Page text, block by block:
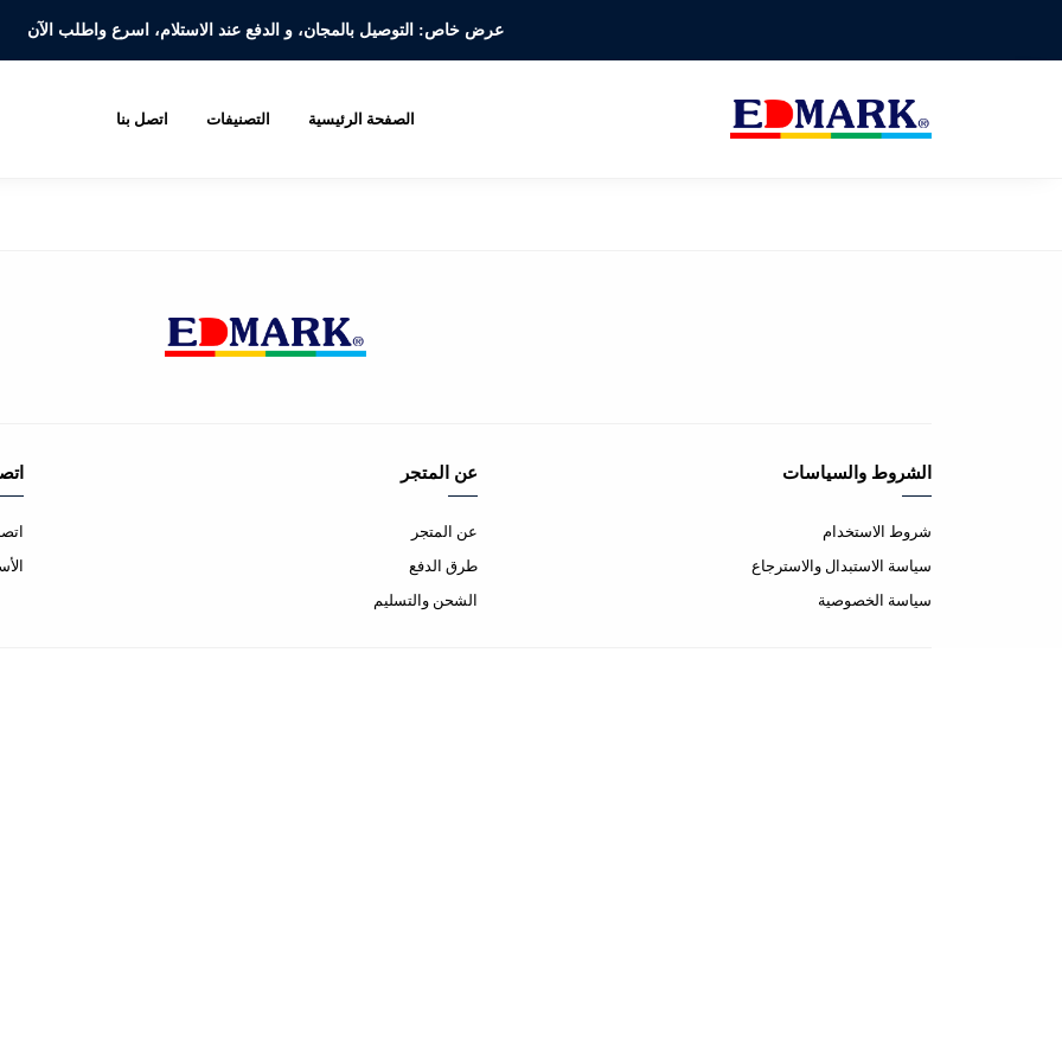
عرض خاص: التوصيل بالمجان، و الدفع عند الاستلام، اسرع واطلب الآن
الصفحة الرئيسية التصنيفات اتصل بنا
الشروط والسياسات
شروط الاستخدام
سياسة الاستبدال والاسترجاع
سياسة الخصوصية
عن المتجر
عن المتجر
طرق الدفع
الشحن والتسليم